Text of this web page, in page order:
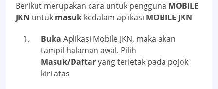
Berikut merupakan cara untuk pengguna MOBILE
JKN untuk masuk kedalam aplikasi MOBILE JKN
Buka Aplikasi Mobile JKN, maka akan
tampil halaman awal. Pilih
Masuk/Daftaryang terletak pada pojok
kiri atas